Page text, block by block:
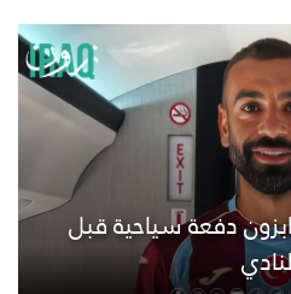
دفعة سياحية قبل